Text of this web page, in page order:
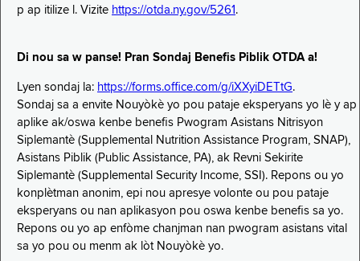
p ap itilize l. Vizite https://otda.ny.gov/5261 .
Di nou sa w panse! Pran Sondaj Benefis Piblik OTDA a!
Lyen sondaj la: https://forms.office.com/g/iXXyiDETtG.
Sondaj sa a envite Nouyòkè yo pou pataje eksperyans yo lè y ap
aplike ak/oswa kenbe benefis Pwogram Asistans Nitrisyon
Siplemantè (Supplemental Nutrition Assistance Program, SNAP),
Asistans Piblik (Public Assistance, PA), ak Revni Sekirite
Siplemantè (Supplemental Security Income, SSI). Repons ou yo
konplètman anonim, epi nou apresye volonte ou pou pataje
eksperyans ou nan aplikasyon pou oswa kenbe benefis sa yo.
Repons ou yo ap enfòme chanjman nan pwogram asistans vital
sa yo pou ou menm ak lòt Nouyòkè yo.